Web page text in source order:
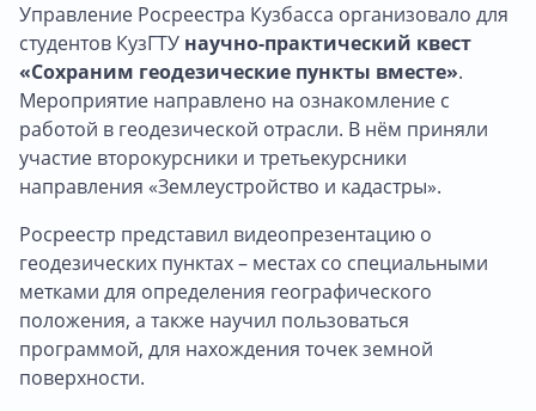
Управление Росреестра Кузбасса организовало для
студентов КузГТУ научно-практический квест
«Сохраним геодезические пункты вместе».
Мероприятие направлено на ознакомление с
работой в геодезической отрасли. В нём приняли
участие второкурсники и третьекурсники
направления «Землеустройство и кадастры».
Росреестр представил видеопрезентацию о
геодезических пунктах – местах со специальными
метками для определения географического
положения, а также научил пользоваться
программой, для нахождения точек земной
поверхности.